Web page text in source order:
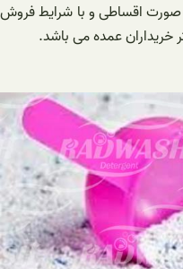
اقساطی و با شرایط فروش
خریداران عمده می باشد.